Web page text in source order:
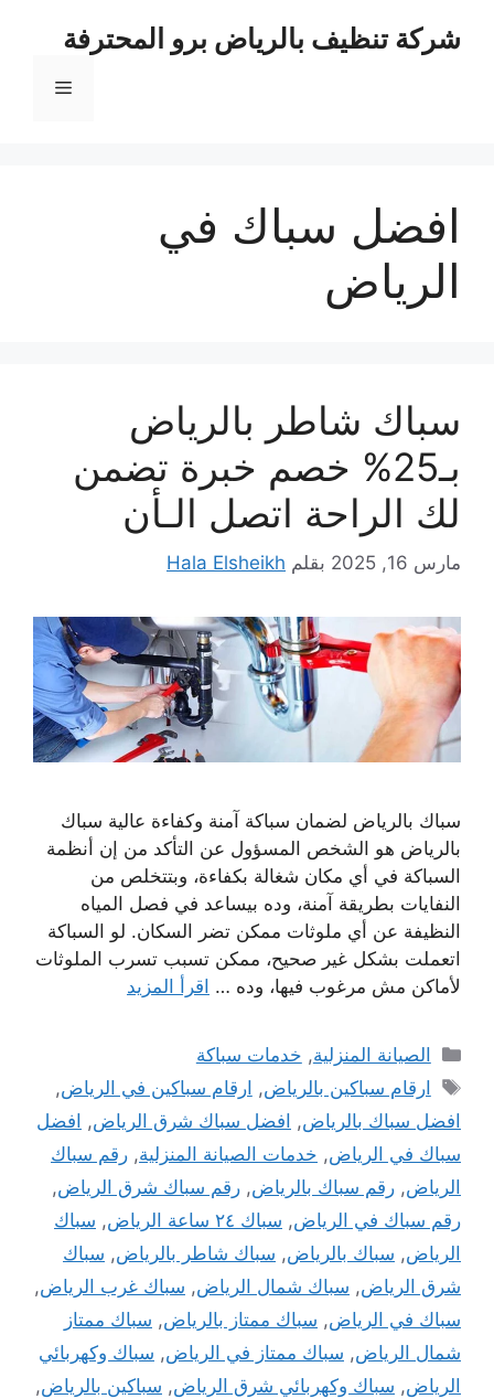
شركة تنظيف بالرياض برو المحترفة
القائمة
افضل سباك في
الرياض
سباك شاطر بالرياض
بـ25% خصم خبرة تضمن
لك الراحة اتصل الـأن
مارس 16, 2025 بقلم Hala Elsheikh
سباك بالرياض لضمان سباكة آمنة وكفاءة عالية سباك
بالرياض هو الشخص المسؤول عن التأكد من إن أنظمة
السباكة في أي مكان شغالة بكفاءة، وبتتخلص من
النفايات بطريقة آمنة، وده بيساعد في فصل المياه
النظيفة عن أي ملوثات ممكن تضر السكان. لو السباكة
اتعملت بشكل غير صحيح، ممكن تسبب تسرب الملوثات
لأماكن مش مرغوب فيها، وده … اقرأ المزيد
التصنيفات
الصيانة المنزلية, خدمات سباكة
الوسوم
ارقام سباكين بالرياض, ارقام سباكين في الرياض,
افضل سباك بالرياض, افضل سباك شرق الرياض, افضل
سباك في الرياض, خدمات الصيانة المنزلية, رقم سباك
الرياض, رقم سباك بالرياض, رقم سباك شرق الرياض,
رقم سباك في الرياض, سباك ٢٤ ساعة الرياض , سباك
الرياض, سباك بالرياض, سباك شاطر بالرياض, سباك
شرق الرياض, سباك شمال الرياض, سباك غرب الرياض,
سباك في الرياض, سباك ممتاز بالرياض, سباك ممتاز
شمال الرياض, سباك ممتاز في الرياض, سباك وكهربائي
الرياض, سباك وكهربائي شرق الرياض, سباكين بالرياض,